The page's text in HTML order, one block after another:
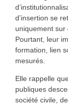
d’
d’insertion se
uniquement sur
Pourtant, leur
formation, lien
mesurés.
Elle rappelle
publiques
société civile ,